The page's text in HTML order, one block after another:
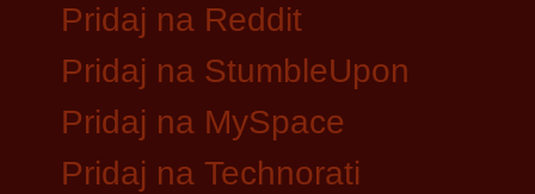
Pridaj na Reddit
Pridaj na StumbleUpon
Pridaj na MySpace
Pridaj na Technorati